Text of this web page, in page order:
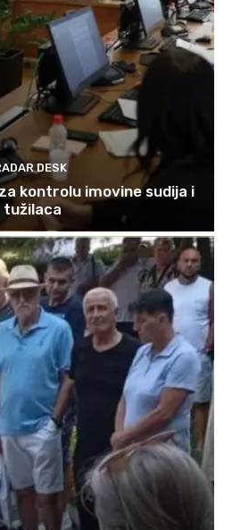
DESK
kontrolu imovine sudija i
tužilaca